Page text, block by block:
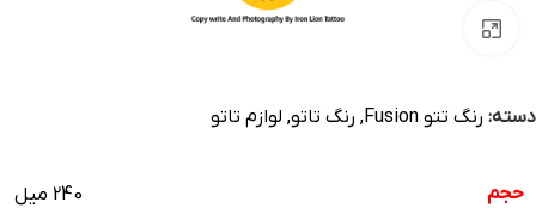
دسته: رنگ تتو Fusion , رنگ تاتو, لوازم تاتو
حجم
240 میل